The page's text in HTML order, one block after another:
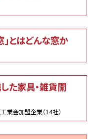
」とはどんな窓か
た家具・雑貨開
業会加盟企業（14社）